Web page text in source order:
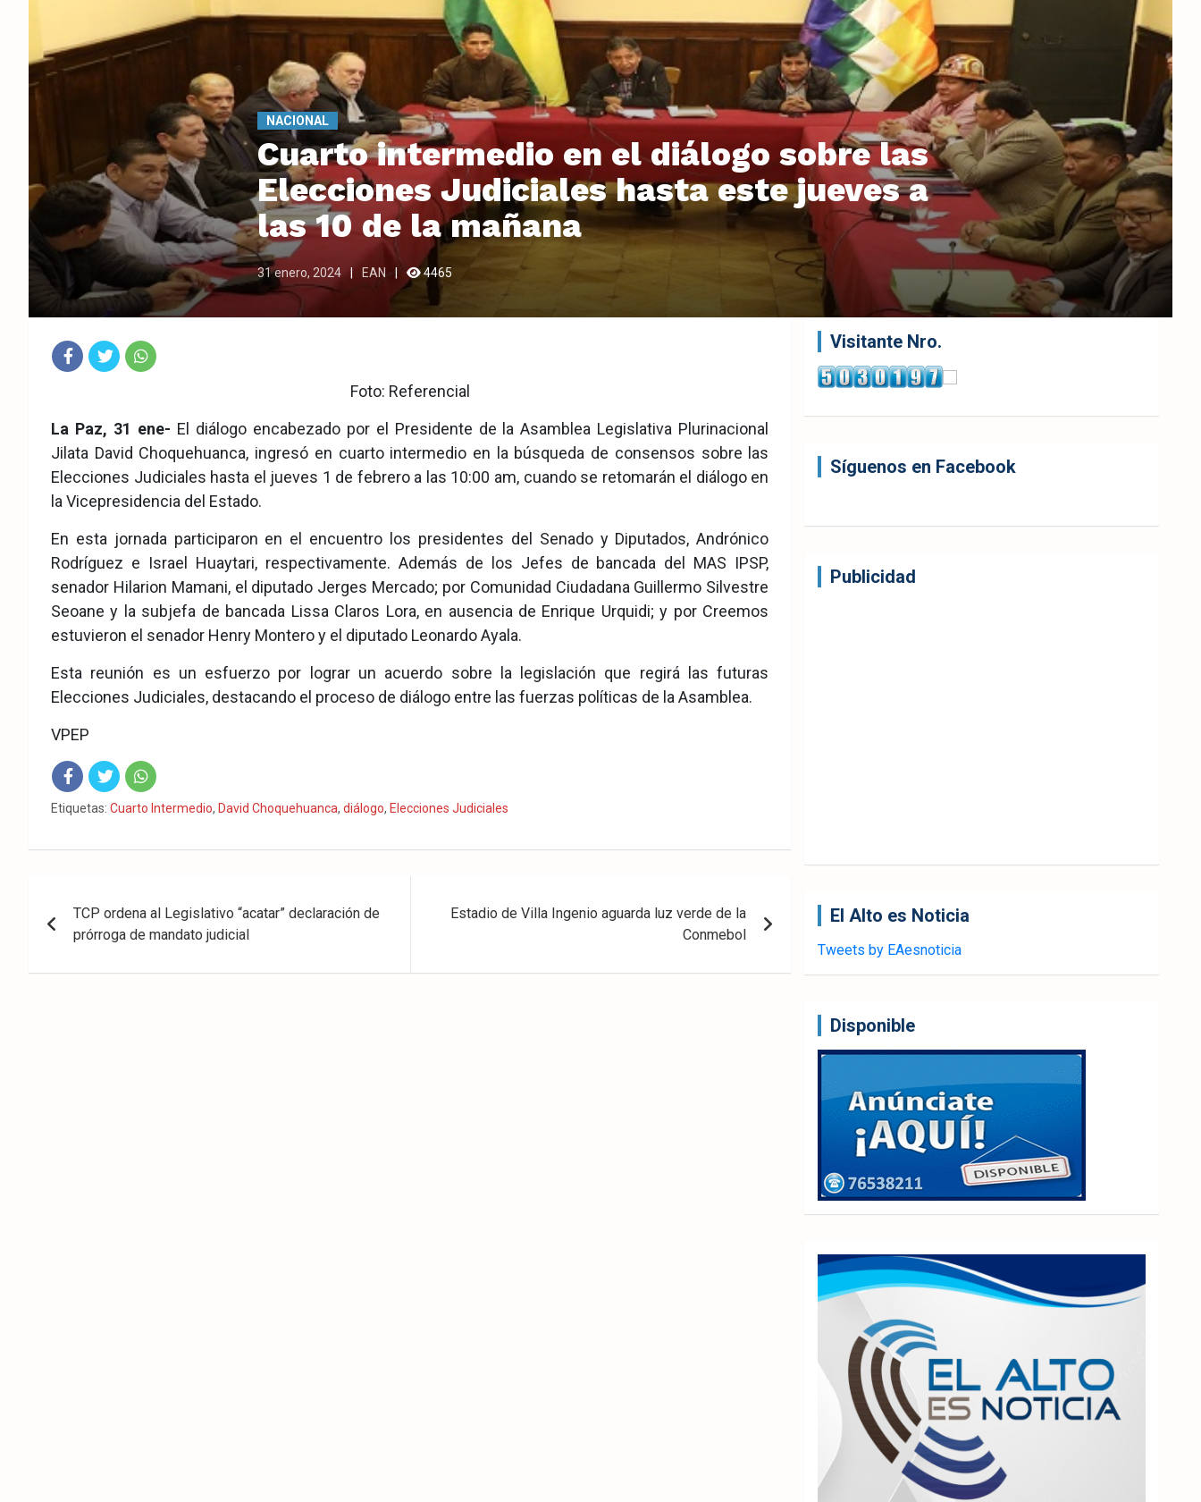
NACIONAL
Cuarto intermedio en el diálogo sobre las
Elecciones Judiciales hasta este jueves a
las 10 de la mañana
31 enero, 2024 EAN 4465
ook
tsA
pp
Foto: Referencial
La Paz, 31 ene- El diálogo encabezado por el Presidente de la Asamblea Legislativa Plurinacional
Jilata David Choquehuanca, ingresó en cuarto intermedio en la búsqueda de consensos sobre las
Elecciones Judiciales hasta el jueves 1 de febrero a las 10:00 am, cuando se retomarán el diálogo en
la Vicepresidencia del Estado.
En esta jornada participaron en el encuentro los presidentes del Senado y Diputados, Andrónico
Rodríguez e Israel Huaytari, respectivamente. Además de los Jefes de bancada del MAS IPSP,
senador Hilarion Mamani, el diputado Jerges Mercado; por Comunidad Ciudadana Guillermo Silvestre
Seoane y la subjefa de bancada Lissa Claros Lora, en ausencia de Enrique Urquidi; y por Creemos
estuvieron el senador Henry Montero y el diputado Leonardo Ayala.
Esta reunión es un esfuerzo por lograr un acuerdo sobre la legislación que regirá las futuras
Elecciones Judiciales, destacando el proceso de diálogo entre las fuerzas políticas de la Asamblea.
VPEP
Fac Twit Wha
Etiquetas: Cuarto Intermedio, David Choquehuanca, diálogo, Elecciones Judiciales
de
TCP ordena al Legislativo “acatar” declaración de
prórroga de mandato judicial
Estadio de Villa Ingenio aguarda luz verde de la
Conmebol
Visitante Nro.
Síguenos en Facebook
Publicidad
El Alto es Noticia
Tweets by EAesnoticia
Disponible